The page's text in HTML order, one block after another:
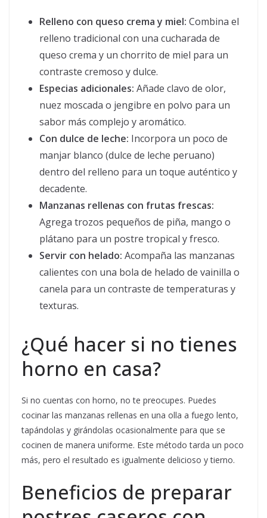
Relleno con queso crema y miel: Combina el
relleno tradicional con una cucharada de
queso crema y un chorrito de miel para un
contraste cremoso y dulce.
Especias adicionales: Añade clavo de olor,
nuez moscada o jengibre en polvo para un
sabor más complejo y aromático.
Con dulce de leche: Incorpora un poco de
manjar blanco (dulce de leche peruano)
dentro del relleno para un toque auténtico y
decadente.
Manzanas rellenas con frutas frescas:
Agrega trozos pequeños de piña, mango o
plátano para un postre tropical y fresco.
Servir con helado: Acompaña las manzanas
calientes con una bola de helado de vainilla o
canela para un contraste de temperaturas y
texturas.
¿Qué hacer si no tienes
horno en casa?
Si no cuentas con horno, no te preocupes. Puedes
cocinar las manzanas rellenas en una olla a fuego lento,
tapándolas y girándolas ocasionalmente para que se
cocinen de manera uniforme. Este método tarda un poco
más, pero el resultado es igualmente delicioso y tierno.
Beneficios de preparar